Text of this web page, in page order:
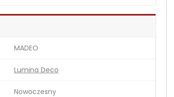
MADEO
Lumina Deco
Nowoczesny